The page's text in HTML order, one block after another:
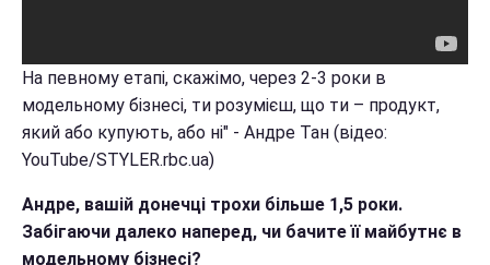
На певному етапі, скажімо, через 2-3 роки в
модельному бізнесі, ти розумієш, що ти – продукт,
який або купують, або ні" - Андре Тан (відео:
YouTube/STYLER.rbc.ua)
Андре, вашій донечці трохи більше 1,5 роки.
Забігаючи далеко наперед, чи бачите її майбутнє в
модельному бізнесі?